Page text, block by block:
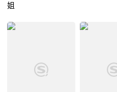
姐